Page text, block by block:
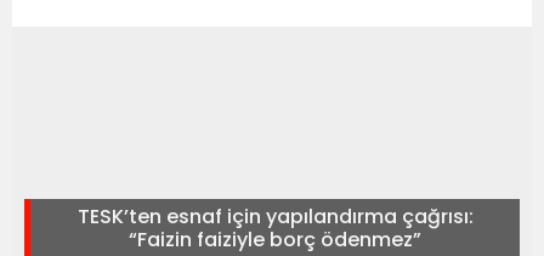
TESK’ten esnaf için yapılandırma çağrısı:
“Faizin faiziyle borç ödenmez”